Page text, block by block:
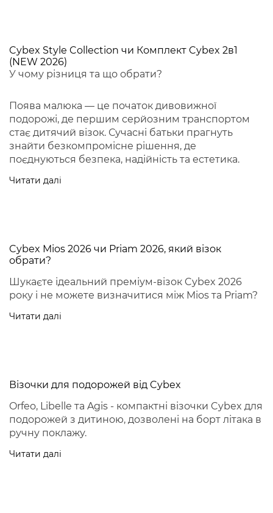
Cybex Style Collection чи Комплект Cybex 2в1
(NEW 2026)
У чому різниця та що обрати?
Поява малюка — це початок дивовижної
подорожі, де першим серйозним транспортом
стає дитячий візок. Сучасні батьки прагнуть
знайти безкомпромісне рішення, де
поєднуються безпека, надійність та естетика.
Читати далі
Cybex Mios 2026 чи Priam 2026, який візок
обрати?
Шукаєте ідеальний преміум-візок Cybex 2026
року і не можете визначитися між Mios та Priam?
Читати далі
Візочки для подорожей від Cybex
Orfeo, Libelle та Agis - компактні візочки Cybex для
подорожей з дитиною, дозволені на борт літака в
ручну поклажу.
Читати далі